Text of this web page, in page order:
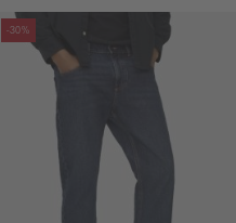
-30%
Galerie overslaan